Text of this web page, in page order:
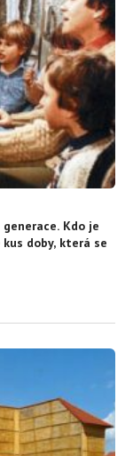
Kdo je
doby, která se